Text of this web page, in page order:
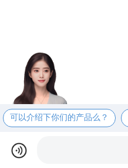
可以介绍下你们的产品么？